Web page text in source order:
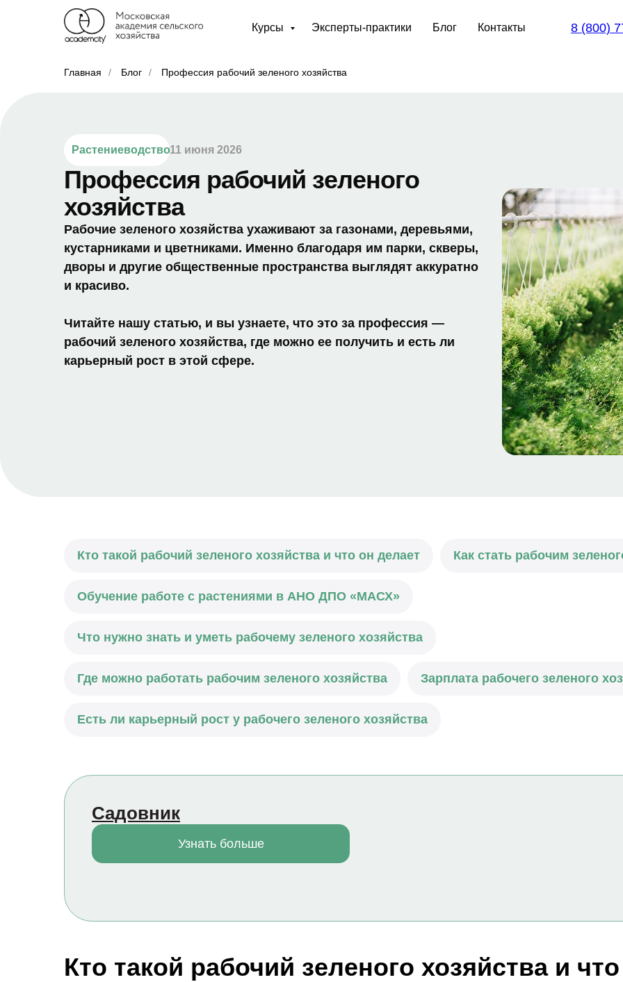
Курсы Эксперты-практики Блог Контакты 8 (800)
Главная / Блог / Профессия рабочий зеленого хозяйства
Растениеводство11 июня 2026
Профессия рабочий зеленого
хозяйства
Рабочие зеленого хозяйства ухаживают за газонами, деревьями,
кустарниками и цветниками. Именно благодаря им парки, скверы,
дворы и другие общественные пространства выглядят аккуратно
и красиво.
Читайте нашу статью, и вы узнаете, что это за профессия —
рабочий зеленого хозяйства, где можно ее получить и есть ли
карьерный рост в этой сфере.
Кто такой рабочий зеленого хозяйства и что он делает Как стать рабочим
Обучение работе с растениями в АНО ДПО «МАСХ»
Что нужно знать и уметь рабочему зеленого хозяйства
Где можно работать рабочим зеленого хозяйства Зарплата рабочего зеленого
Есть ли карьерный рост у рабочего зеленого хозяйства
Садовник
Узнать больше
Кто такой рабочий зеленого хозяйства и